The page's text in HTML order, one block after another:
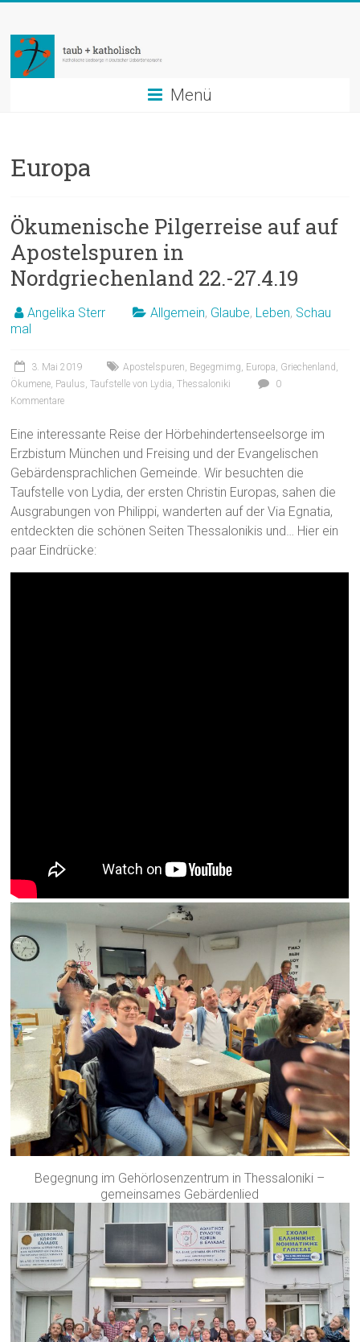
springen
taub
+
katholisch
in
Menü
Europa
Ökumenische Pilgerreise auf auf
Apostelspuren in
Nordgriechenland 22.-27.4.19
Angelika Sterr Allgemein, Glaube, Leben, Schau
mal
3. Mai 2019 Apostelspuren Begegmimg Europa Griechenland
Ökumene Paulus ,Taufstelle von Lydia ,Thessaloniki
0
Kommentare
Eine interessante Reise der Hörbehindertenseelsorge im
Erzbistum München und Freising und der Evangelischen
Gebärdensprachlichen Gemeinde. Wir besuchten die
Taufstelle von Lydia, der ersten Christin Europas, sahen die
Ausgrabungen von Philippi, wanderten auf der Via Egnatia,
entdeckten die schönen Seiten Thessalonikis und… Hier ein
paar Eindrücke:
Begegnung im Gehörlosenzentrum in Thessaloniki –
gemeinsames Gebärdenlied